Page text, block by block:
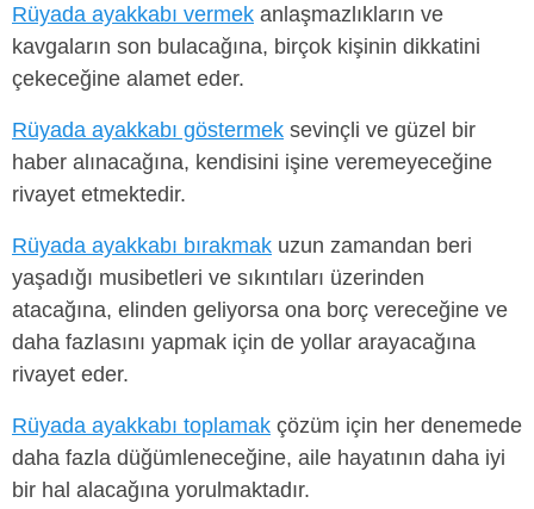
Rüyada ayakkabı vermek anlaşmazlıkların ve
kavgaların son bulacağına, birçok kişinin dikkatini
çekeceğine alamet eder.
Rüyada ayakkabı göstermek sevinçli ve güzel bir
haber alınacağına, kendisini işine veremeyeceğine
rivayet etmektedir.
Rüyada ayakkabı bırakmak uzun zamandan beri
yaşadığı musibetleri ve sıkıntıları üzerinden
atacağına, elinden geliyorsa ona borç vereceğine ve
daha fazlasını yapmak için de yollar arayacağına
rivayet eder.
Rüyada ayakkabı toplamak çözüm için her denemede
daha fazla düğümleneceğine, aile hayatının daha iyi
bir hal alacağına yorulmaktadır.